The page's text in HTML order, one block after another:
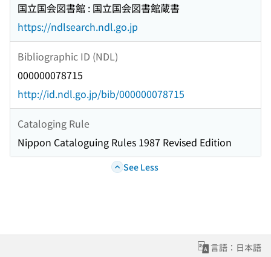
国立国会図書館 : 国立国会図書館蔵書
https://ndlsearch.ndl.go.jp
Bibliographic ID (NDL)
000000078715
http://id.ndl.go.jp/bib/000000078715
Cataloging Rule
Nippon Cataloguing Rules 1987 Revised Edition
See Less
言語：日本語